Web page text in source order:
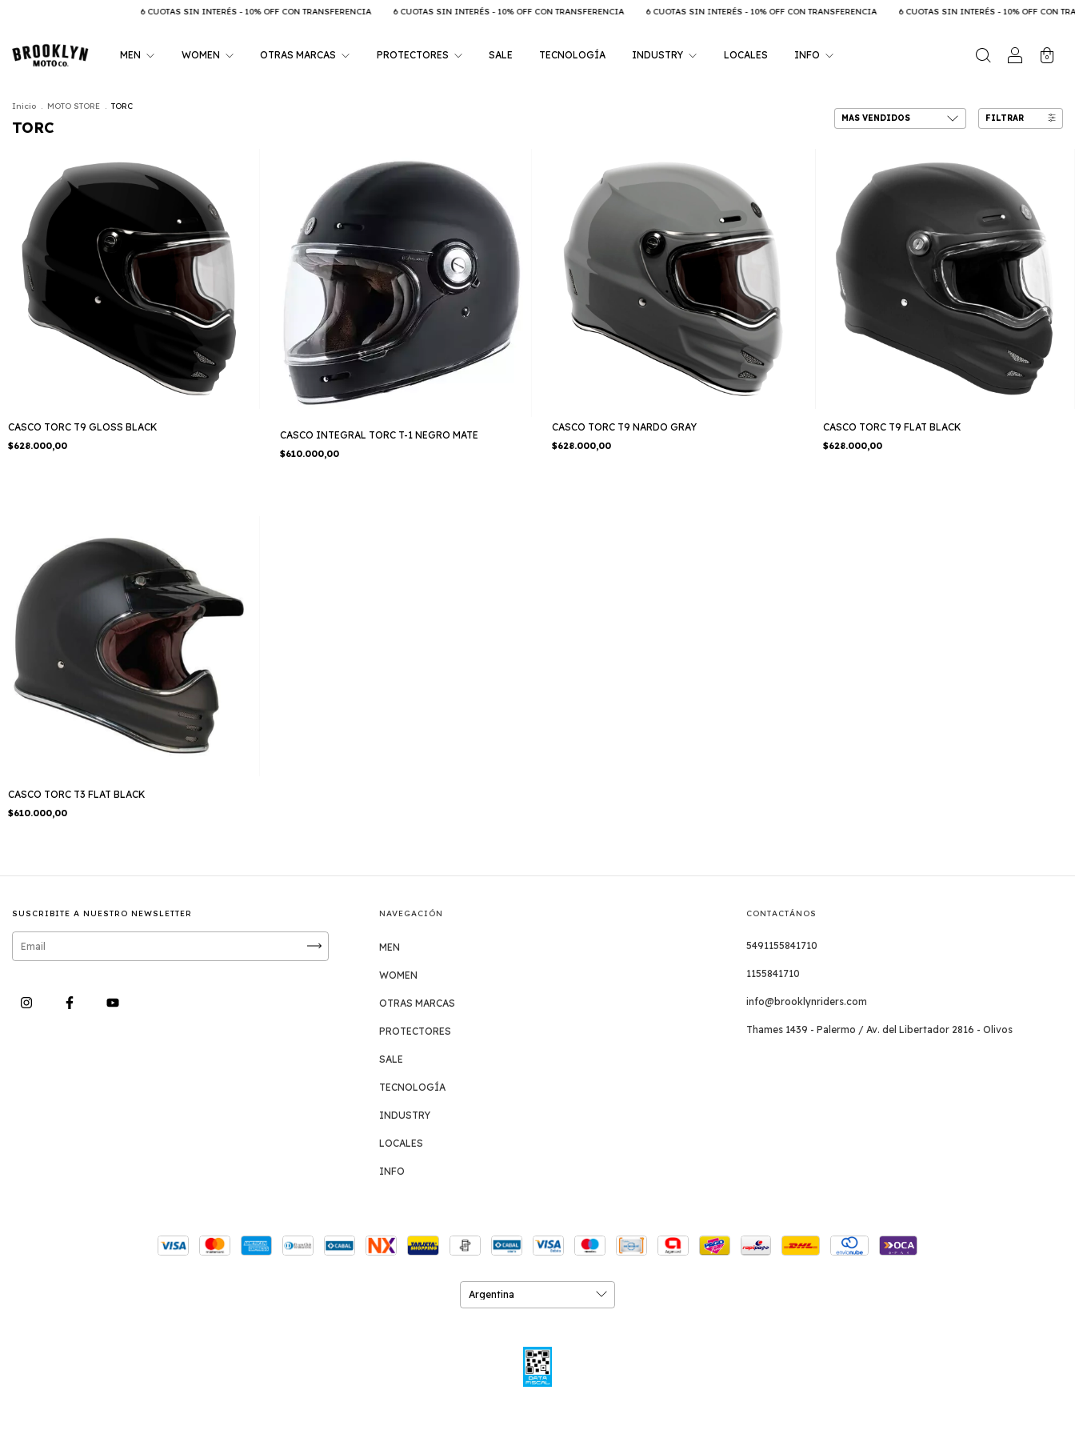
6 CUOTAS SIN INTERÉS - 10% OFF CON TRANSFERENCIA 6 CUOTAS SIN INTERÉS - 10% OFF CON TRANSFERENCIA 6 CUOTAS SIN INTERÉS - 10% OFF CON TRANSFERENCIA 6 CUOTAS SIN INTERÉS - 10% OFF CON TRANSFERENCIA
MEN WOMEN OTRAS MARCAS PROTECTORES SALE TECNOLOGÍA INDUSTRY LOCALES INFO 0
Inicio . MOTO STORE . TORC
TORC
FILTRAR
CASCO TORC T9 GLOSS BLACK
$628.000,00
CASCO INTEGRAL TORC T-1 NEGRO MATE
$610.000,00
CASCO TORC T9 NARDO GRAY
$628.000,00
CASCO TORC T9 FLAT BLACK
$628.000,00
CASCO TORC T3 FLAT BLACK
$610.000,00
SUSCRIBITE A NUESTRO NEWSLETTER NAVEGACIÓN
MEN
WOMEN
OTRAS MARCAS
PROTECTORES
SALE
TECNOLOGÍA
INDUSTRY
LOCALES
INFO
CONTACTÁNOS
5491155841710
1155841710
info@brooklynriders.com
Thames 1439 - Palermo / Av. del Libertador 2816 - Olivos